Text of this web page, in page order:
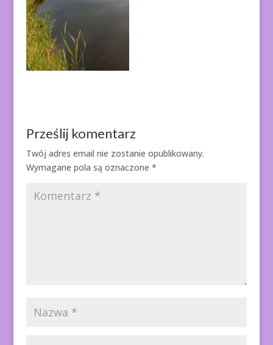
Prześlij komentarz
Twój adres email nie zostanie opublikowany.
Wymagane pola są oznaczone *